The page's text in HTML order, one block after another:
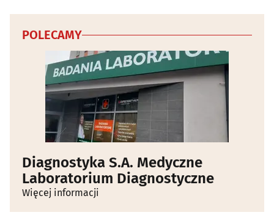
POLECAMY
Diagnostyka S.A. Medyczne
Laboratorium Diagnostyczne
Więcej informacji